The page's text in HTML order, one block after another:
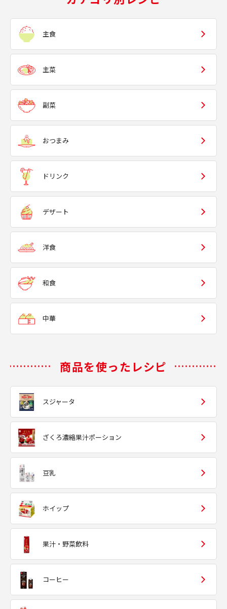
主食
主菜
副菜
おつまみ
ドリンク
デザート
洋食
和食
中華
商品を使ったレシピ
スジャータ
ざくろ濃縮果汁ポーション
豆乳
ホイップ
果汁・野菜飲料
コーヒー